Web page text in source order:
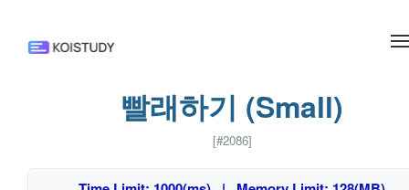
빨래하기 (Small)
[#2086]